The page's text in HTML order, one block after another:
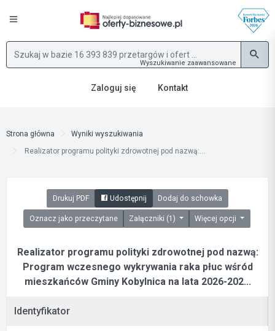
Wyszukiwanie zaawansowane
Zaloguj się Kontakt
Strona główna
Wyniki wyszukiwania
Realizator programu polityki zdrowotnej pod nazwą:...
Drukuj PDF Udostępnij Dodaj do schowka
Oznacz jako przeczytane Załączniki (1) Więcej opcji
Realizator programu polityki zdrowotnej pod nazwą:
Program wczesnego wykrywania raka płuc wśród
mieszkańców Gminy Kobylnica na lata 2026-202...
Identyfikator